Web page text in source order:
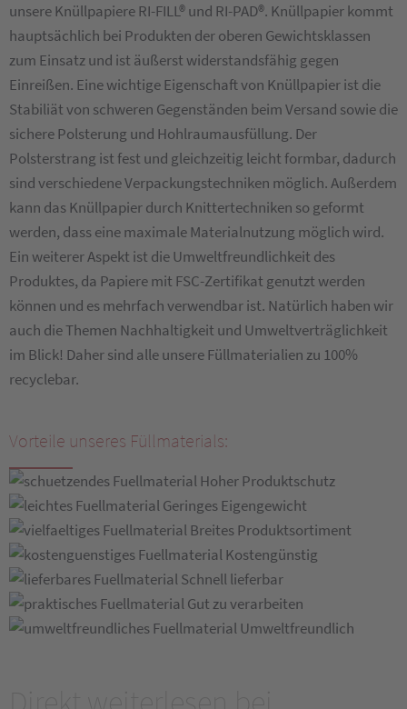
unsere Knüllpapiere RI-FILL® und RI-PAD®. Knüllpapier kommt
hauptsächlich bei Produkten der oberen Gewichtsklassen
zum Einsatz und ist äußerst widerstandsfähig gegen
Einreißen. Eine wichtige Eigenschaft von Knüllpapier ist die
Stabiliät von schweren Gegenständen beim Versand sowie die
sichere Polsterung und Hohlraumausfüllung. Der
Polsterstrang ist fest und gleichzeitig leicht formbar, dadurch
sind verschiedene Verpackungstechniken möglich. Außerdem
kann das Knüllpapier durch Knittertechniken so geformt
werden, dass eine maximale Materialnutzung möglich wird.
Ein weiterer Aspekt ist die Umweltfreundlichkeit des
Produktes, da Papiere mit FSC-Zertifikat genutzt werden
können und es mehrfach verwendbar ist. Natürlich haben wir
auch die Themen Nachhaltigkeit und Umweltverträglichkeit
im Blick! Daher sind alle unsere Füllmaterialien zu 100%
recyclebar.
Vorteile unseres Füllmaterials:
Hoher Produktschutz
Geringes Eigengewicht
Breites Produktsortiment
Kostengünstig
Schnell lieferbar
Gut zu verarbeiten
Umweltfreundlich